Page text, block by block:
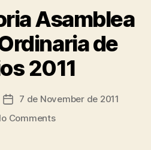
Asamblea
de
2011
Post
date
7 de November de 2011
Commentson